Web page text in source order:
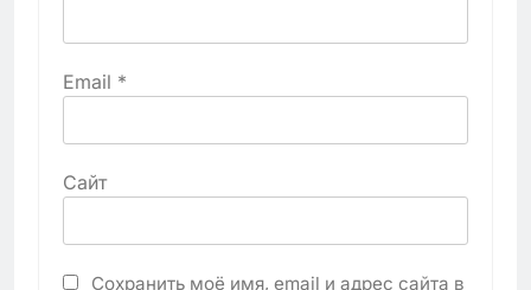
Email *
Сайт
Сохранить моё имя, email и адрес сайта в